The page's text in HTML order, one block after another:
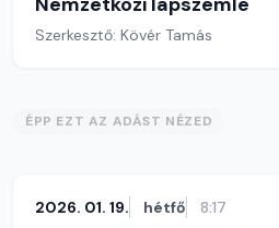
Szerkesztő: Kövér Tamás
ÉPP EZT AZ ADÁST NÉZED
2026. 01. 19. hétfő 8:17